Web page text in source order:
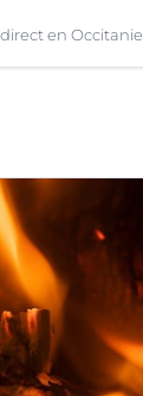
en Occitanie